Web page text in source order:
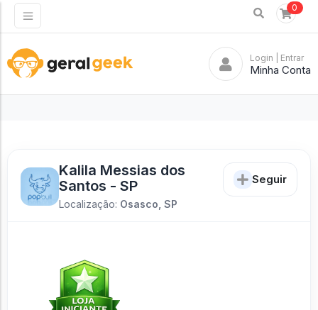
0
Login | Entrar
Minha Conta
Kalila Messias dos
Santos - SP
Localização: Osasco, SP
Seguir